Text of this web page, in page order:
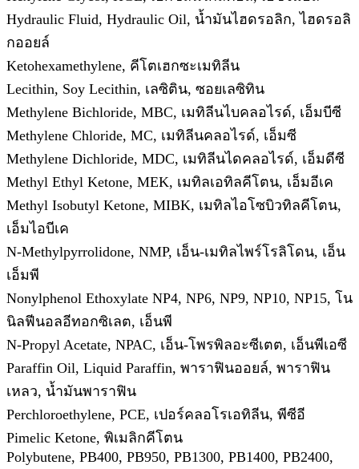
Hydraulic Fluid, Hydraulic Oil, น้ำมันไฮดรอลิก, ไฮดรอลิ
กออยล์
Ketohexamethylene, คีโตเฮกซะเมทิลีน
Lecithin, Soy Lecithin, เลซิติน, ซอยเลซิทิน
Methylene Bichloride, MBC, เมทิลีนไบคลอไรด์, เอ็มบีซี
Methylene Chloride, MC, เมทิลีนคลอไรด์, เอ็มซี
Methylene Dichloride, MDC, เมทิลีนไดคลอไรด์, เอ็มดีซี
Methyl Ethyl Ketone, MEK, เมทิลเอทิลคีโตน, เอ็มอีเค
Methyl Isobutyl Ketone, MIBK, เมทิลไอโซบิวทิลคีโตน,
เอ็มไอบีเค
N-Methylpyrrolidone, NMP, เอ็น-เมทิลไพร์โรลิโดน, เอ็น
เอ็มพี
Nonylphenol Ethoxylate NP4, NP6, NP9, NP10, NP15, โน
นิลฟีนอลอีทอกซิเลต, เอ็นพี
N-Propyl Acetate, NPAC, เอ็น-โพรพิลอะซีเตต, เอ็นพีเอซี
Paraffin Oil, Liquid Paraffin, พาราฟินออยล์, พาราฟิน
เหลว, น้ำมันพาราฟิน
Perchloroethylene, PCE, เปอร์คลอโรเอทิลีน, พีซีอี
Pimelic Ketone, พิเมลิกคีโตน
Polybutene, PB400, PB950, PB1300, PB1400, PB2400,